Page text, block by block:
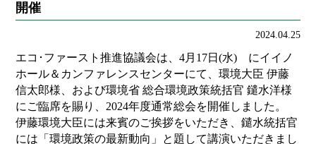
開催
2024.04.25
エコ･ファースト推進協議会は、4月17日(水) にイイノ
ホール＆カンファレンスセンターにて、環境大臣 伊藤
信太郎様、および環境省 総合環境政策統括官 鑓水洋様
にご臨席を賜り、2024年度通常総会を開催しました。
伊藤環境大臣には来賓のご挨拶をいただき、鑓水統括官
には「環境政策の最新動向」と題して講演いただきまし